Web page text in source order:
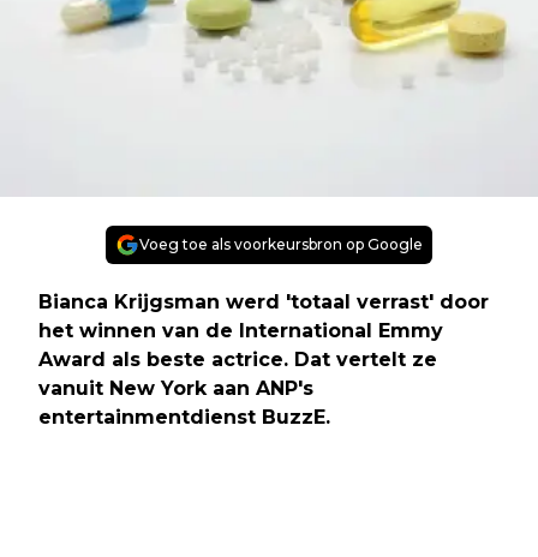
Voeg toe als voorkeursbron op Google
Bianca Krijgsman werd 'totaal verrast' door
het winnen van de International Emmy
Award als beste actrice. Dat vertelt ze
vanuit New York aan ANP's
entertainmentdienst BuzzE.